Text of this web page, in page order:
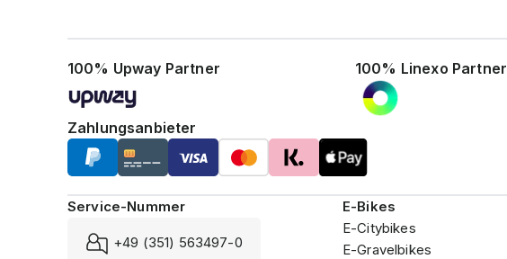
100% Upway Partner 100% Linexo Partner
Zahlungsanbieter
Service-Nummer
+49 (351) 563497-0
E-Bikes
E-Citybikes
E-Gravelbikes